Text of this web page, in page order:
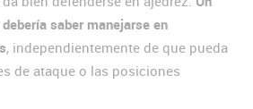
saber manejarse en
, independientemente de que pueda
de ataque o las posiciones